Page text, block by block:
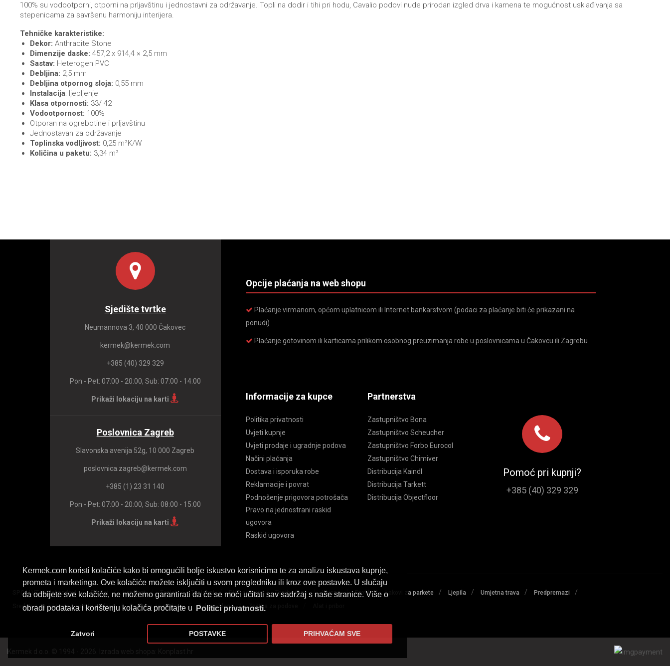
Kermek.com koristi kolačiće kako bi omogućili bolje iskustvo korisnicima te za analizu iskustava kupnje,
prometa i marketinga. Ove kolačiće možete isključiti u svom pregledniku ili kroz ove postavke. U slučaju
da odbijete sve kolačiće, ne možemo garantirati da će se moći učitati sav sadržaj s naše stranice. Više o
obradi podataka i korištenju kolačića pročitajte u
Politici privatnosti.
Zatvori POSTAVKE PRIHVAĆAM SVE
100% su vodootporni, otporni na prljavštinu i jednostavni za održavanje. Topli na dodir i tihi pri hodu, Cavalio podovi nude prirodan izgled drva i kamena te mogućnost usklađivanja sa
stepenicama za savršenu harmoniju interijera.
Tehničke karakteristike:
Dekor: Anthracite Stone
Dimenzije daske: 457,2 x 914,4 × 2,5 mm
Sastav: Heterogen PVC
Debljina: 2,5 mm
Debljina otpornog sloja: 0,55 mm
Instalacija: ljepljenje
Klasa otpornosti: 33/ 42
Vodootpornost: 100%
Otporan na ogrebotine i prljavštinu
Jednostavan za održavanje
Toplinska vodljivost: 0,25 m²K/W
Količina u paketu: 3,34 m²
Sjedište tvrtke
Neumannova 3, 40 000 Čakovec
kermek@kermek.com
+385 (40) 329 329
Pon - Pet: 07:00 - 20:00, Sub: 07:00 - 14:00
Prikaži lokaciju na karti
Poslovnica Zagreb
Slavonska avenija 52g, 10 000 Zagreb
poslovnica.zagreb@kermek.com
+385 (1) 23 31 140
Pon - Pet: 07:00 - 20:00, Sub: 08:00 - 15:00
Prikaži lokaciju na karti
Opcije plaćanja na web shopu
Plaćanje virmanom, općom uplatnicom ili Internet bankarstvom (podaci za plaćanje biti će prikazani na
ponudi)
Plaćanje gotovinom ili karticama prilikom osobnog preuzimanja robe u poslovnicama u Čakovcu ili Zagrebu
Informacije za kupce
Politika privatnosti
Uvjeti kupnje
Uvjeti prodaje i ugradnje podova
Načini plaćanja
Dostava i isporuka robe
Reklamacije i povrat
Podnošenje prigovora potrošača
Pravo na jednostrani raskid
ugovora
Raskid ugovora
Partnerstva
Zastupništvo Bona
Zastupništvo Scheucher
Zastupništvo Forbo Eurocol
Zastupništvo Chimiver
Distribucija Kaindl
Distribucija Tarkett
Distribucija Objectfloor
Pomoć pri kupnji?
+385 (40) 329 329
SPC I LVT vinilni podovi / Parket / Laminat / Tepisi / Tapisoni / PVC podovi / Tepih staze / Lajsne / Profili / Lakovi za parkete / Ljepila / Umjetna trava / Predpremazi /
Sredstva za čišćenje i zaštitu podova / Podloge za podove / Zidne obloge / Zaštita za podove